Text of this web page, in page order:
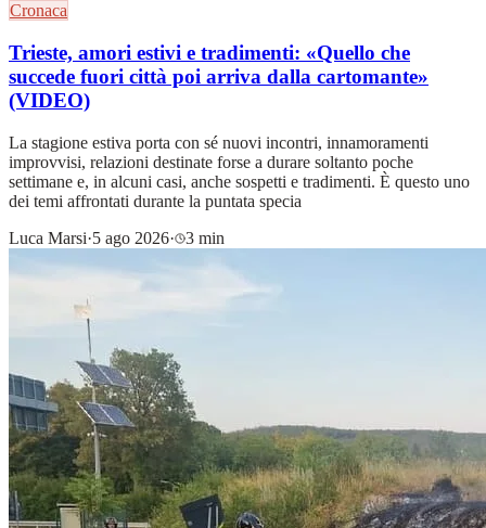
Cronaca
Trieste, amori estivi e tradimenti: «Quello che
succede fuori città poi arriva dalla cartomante»
(VIDEO)
La stagione estiva porta con sé nuovi incontri, innamoramenti
improvvisi, relazioni destinate forse a durare soltanto poche
settimane e, in alcuni casi, anche sospetti e tradimenti. È questo uno
dei temi affrontati durante la puntata specia
Luca Marsi·5 ago 2026· 3 min